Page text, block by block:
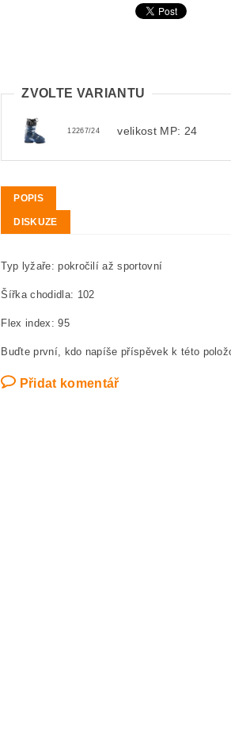
ZVOLTE VARIANTU
12267/24 velikost MP: 24
POPIS
DISKUZE
Typ lyžaře: pokročilí až sportovní
Šířka chodidla: 102
Flex index: 95
Buďte první, kdo napíše příspěvek k této
Přidat komentář